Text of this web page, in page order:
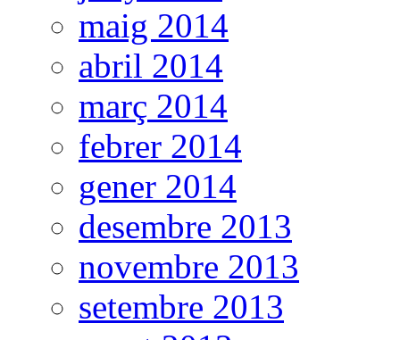
maig 2014
abril 2014
març 2014
febrer 2014
gener 2014
desembre 2013
novembre 2013
setembre 2013